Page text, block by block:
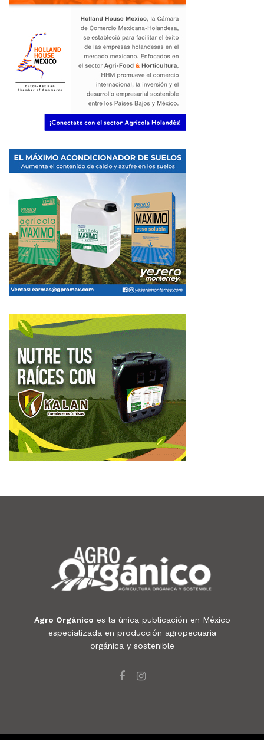
Agro Orgánico es la única publicación en México
especializada en producción agropecuaria
orgánica y sostenible